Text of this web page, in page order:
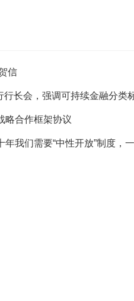
信
行长会，强调可持续金融分
略合作框架协议
我们需要“中性开放”制度，